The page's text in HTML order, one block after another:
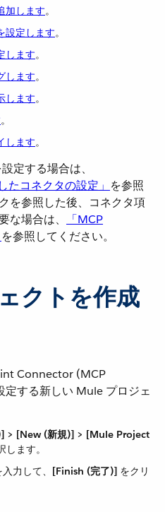
加します​。
設定します​。
します​。
します​。
します​。
​。
します​。
定する場合は、​
コネクタの設定」 ​を参照
を参照した後、コネクタ項
な場合は、​
「MCP
​を参照してください。
クトを作成
Connector (MCP
する新しい Mule プロジェ
> [New (新規)] > [Mule Project
します。
力して、​ [Finish (完了)] ​ をクリ